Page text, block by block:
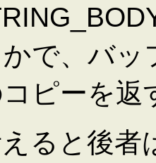
で、バ
ピーを
ると後